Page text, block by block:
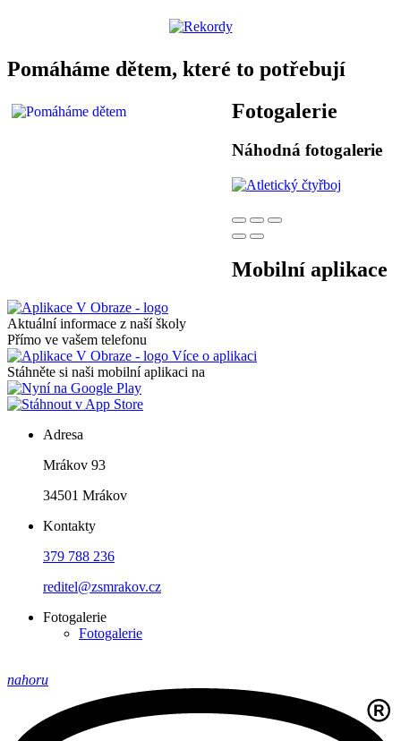
Pomáháme dětem, které to potřebují
Fotogalerie
Náhodná fotogalerie
Mobilní aplikace
Aktuální informace z naší školy
Přímo ve vašem telefonu
Více o aplikaci
Stáhněte si naši mobilní aplikaci na
Adresa
Mrákov 93
34501 Mrákov
Kontakty
379 788 236
reditel@zsmrakov.cz
Fotogalerie
Fotogalerie
nahoru